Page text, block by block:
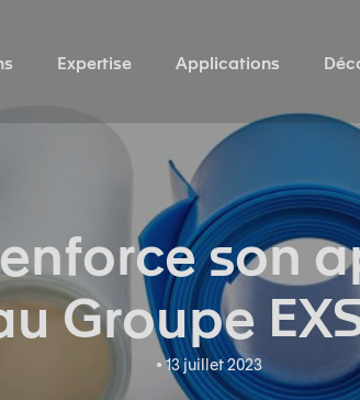
Expertise Applications
son
Groupe
• 13 juillet 2023